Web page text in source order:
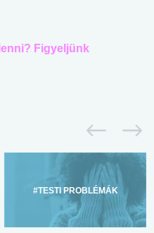
Figyeljünk
#TESTI PROBLÉMÁK